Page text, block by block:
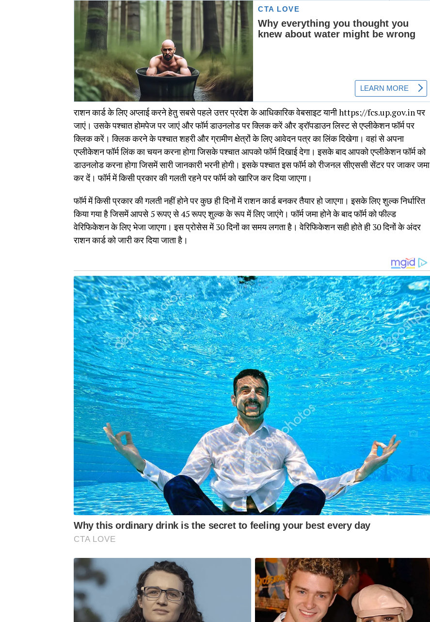
राशन कार्ड के लिए अप्लाई करने हेतु सबसे पहले उत्तर प्रदेश के आधिकारिक वेबसाइट यानी https://fcs.up.gov.in पर
जाएं। उसके पश्चात होमपेज पर जाएं और फॉर्म डाउनलोड पर क्लिक करें और ड्रॉपडाउन लिस्ट से एप्लीकेशन फॉर्म पर
क्लिक करें। क्लिक करने के पश्चात शहरी और ग्रामीण क्षेत्रों के लिए आवेदन पत्र का लिंक दिखेगा। वहां से अपना
एप्लीकेशन फॉर्म लिंक का चयन करना होगा जिसके पश्चात आपको फॉर्म दिखाई देगा। इसके बाद आपको एप्लीकेशन फॉर्म को
डाउनलोड करना होगा जिसमें सारी जानकारी भरनी होगी। इसके पश्चात इस फॉर्म को रीजनल सीएससी सेंटर पर जाकर जमा
कर दें। फॉर्म में किसी प्रकार की गलती रहने पर फॉर्म को खारिज कर दिया जाएगा।
फॉर्म में किसी प्रकार की गलती नहीं होने पर कुछ ही दिनों में राशन कार्ड बनकर तैयार हो जाएगा। इसके लिए शुल्क निर्धारित
किया गया है जिसमें आपसे 5 रूपए से 45 रूपए शुल्क के रूप में लिए जाएंगे। फॉर्म जमा होने के बाद फॉर्म को फील्ड
वेरिफिकेशन के लिए भेजा जाएगा। इस प्रोसेस में 30 दिनों का समय लगता है। वेरिफिकेशन सही होते ही 30 दिनों के अंदर
राशन कार्ड को जारी कर दिया जाता है।